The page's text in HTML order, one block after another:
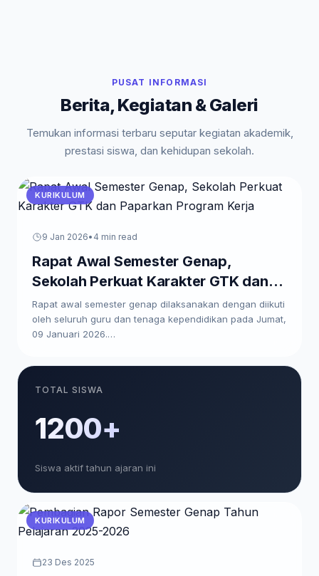
PUSAT INFORMASI
Berita, Kegiatan & Galeri
Temukan informasi terbaru seputar kegiatan akademik,
prestasi siswa, dan kehidupan sekolah.
KURIKULUM
9 Jan 2026• 4 min read
Rapat Awal Semester Genap,
Sekolah Perkuat Karakter GTK dan
Paparkan Program Kerja
Rapat awal semester genap dilaksanakan dengan diikuti
oleh seluruh guru dan tenaga kependidikan pada Jumat,
09 Januari 2026.…
TOTAL SISWA
1200+
Siswa aktif tahun ajaran ini
KURIKULUM
23 Des 2025